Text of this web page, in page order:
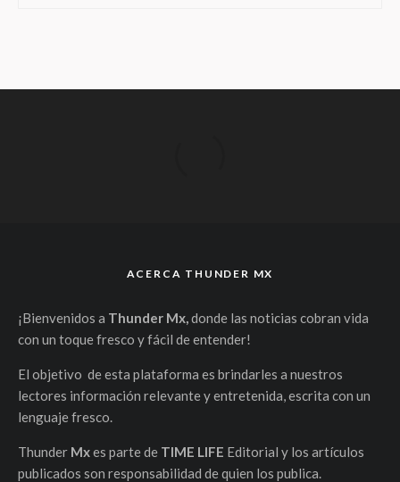
ACERCA THUNDER MX
¡Bienvenidos a Thunder Mx,donde las noticias cobran vida
con un toque fresco y fácil de entender!
El objetivo de esta plataforma es brindarles a nuestros
lectores información relevante y entretenida, escrita con un
lenguaje fresco.
Thunder Mxes parte de TIME LIFE Editorial y los artículos
publicados son responsabilidad de quien los publica.